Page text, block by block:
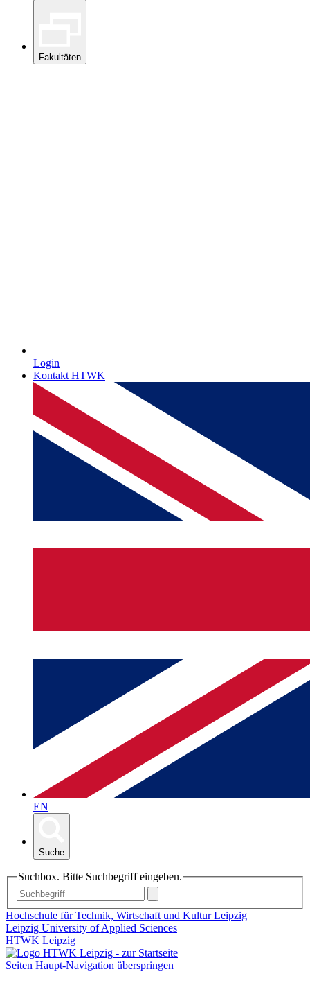
Fakultäten
Login
Kontakt HTWK
EN
Suche
Suchbox. Bitte Suchbegriff eingeben.
Hochschule für Technik, Wirtschaft und Kultur Leipzig
Leipzig University of Applied Sciences
HTWK Leipzig
Seiten Haupt-Navigation überspringen